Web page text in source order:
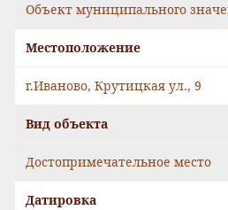
Объект муниципального
Местоположение
г.Иваново, Крутицкая ул., 9
Вид объекта
Достопримечательное место
Датировка